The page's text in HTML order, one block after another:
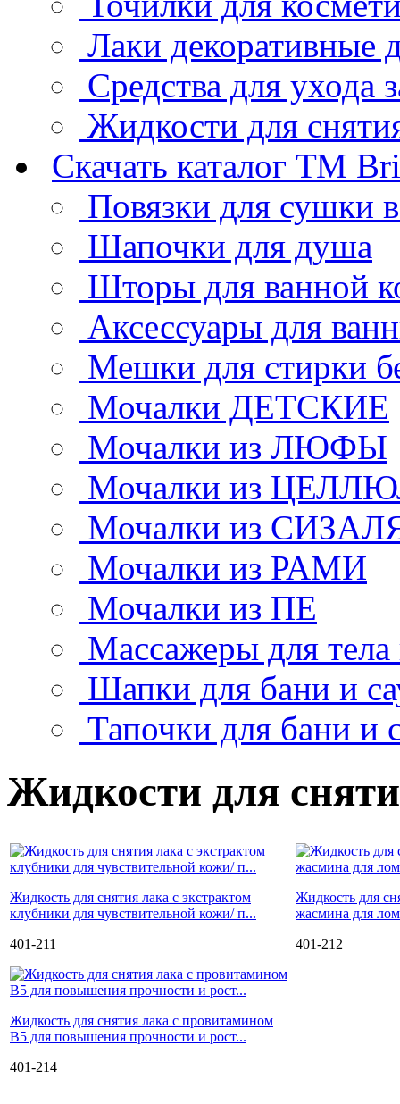
Лаки декоративные
Средства для ухода
Жидкости для
Скачать каталог ТМ
Повязки для сушки
Шапочки для душа
Шторы для ванной
Аксессуары для
Мешки для стирки
Мочалки ДЕТСКИЕ
Мочалки из ЛЮФЫ
Мочалки из
Мочалки из
Мочалки из РАМИ
Мочалки из ПЕ
Массажеры для
Шапки для бани и
Тапочки для бани и
Жидкости для
Жидкость для снятия лака с экстрактом
клубники для чувствительной кожи/ п...
401-211
Жидкость для снятия лака с провитамином
В5 для повышения прочности и рост...
401-214
Жидкость для
жасмина для
401-212